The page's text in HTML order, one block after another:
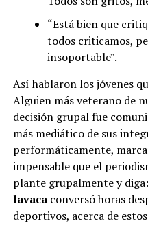
“Está bien que
todos criticamos,
insoportable”.
Así hablaron los jóvenes
Alguien más veterano de
decisión grupal fue
más mediático de sus
performáticamente,
impensable que el
plante grupalmente y
lavaca conversó horas
deportivos, acerca de